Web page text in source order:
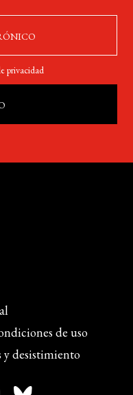
privacidad
de uso
y desistimiento